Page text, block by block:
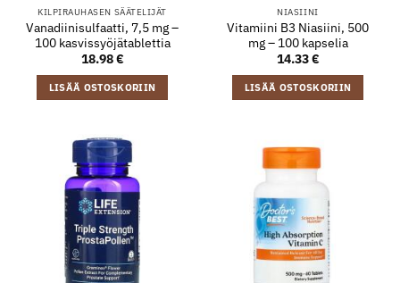
KILPIRAUHASEN SÄÄTELIJÄT
Vanadiinisulfaatti, 7,5 mg –
100 kasvissyöjätablettia
18.98€
LISÄÄ OSTOSKORIIN
NIASIINI
Vitamiini B3 Niasiini, 500
mg – 100 kapselia
14.33€
LISÄÄ OSTOSKORIIN